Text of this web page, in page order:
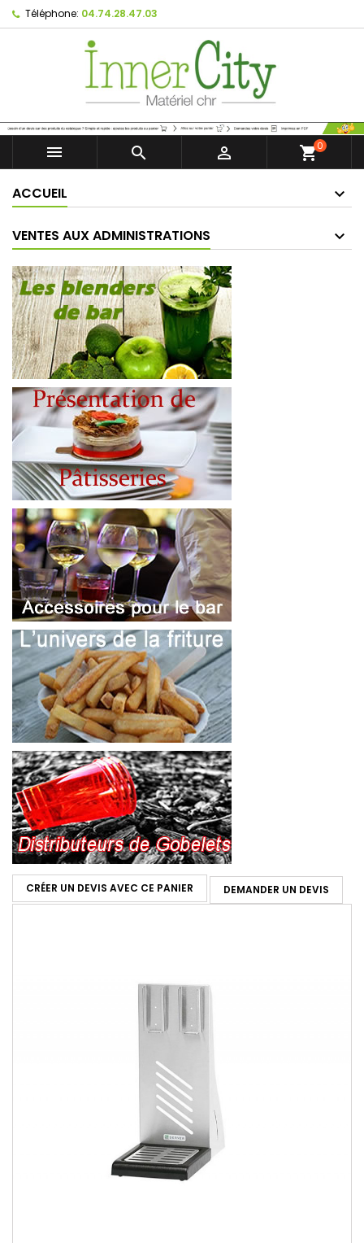
Téléphone: 04.74.28.47.03
   shopping_cart0
ACCUEIL
VENTES AUX ADMINISTRATIONS
CRÉER UN DEVIS AVEC CE PANIER DEMANDER UN DEVIS